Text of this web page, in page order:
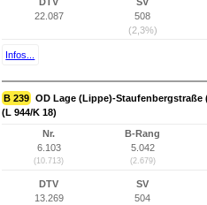
22.087
508
(2,3%)
Infos...
B 239 OD Lage (Lippe)-Staufenbergstraße
(L 944/K 18)
Nr.
6.103
(10.713)
B-Rang
5.042
(2.679)
DTV
13.269
SV
504